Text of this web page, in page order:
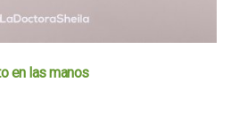
en las manos